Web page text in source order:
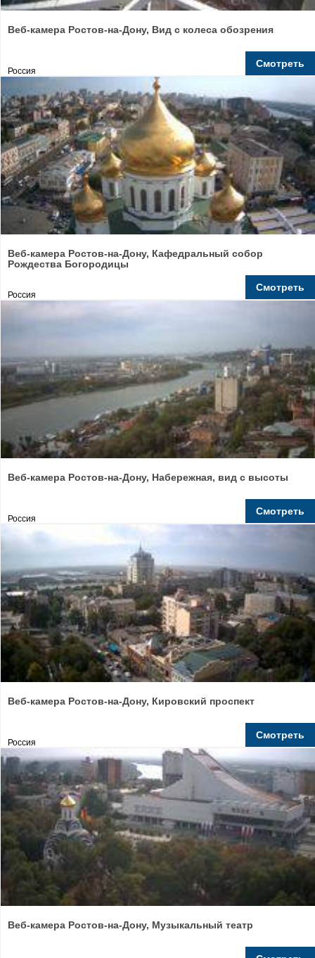
Веб-камера Ростов-на-Дону, Вид с колеса обозрения
Россия
Смотреть
Веб-камера Ростов-на-Дону, Кафедральный собор
Рождества Богородицы
Россия
Смотреть
Веб-камера Ростов-на-Дону, Набережная, вид с высоты
Россия
Смотреть
Веб-камера Ростов-на-Дону, Кировский проспект
Россия
Смотреть
Веб-камера Ростов-на-Дону, Музыкальный театр